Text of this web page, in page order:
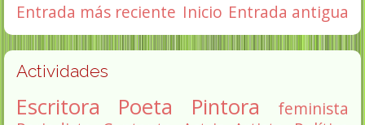
Entrada más reciente Entrada antigua
Inicio
Actividades
Escritora Poeta Pintora
feminista